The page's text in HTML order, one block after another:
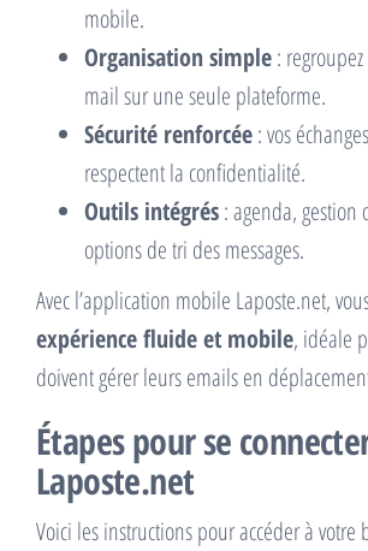
mobile.
Organisation simple:
mail sur une seule plateforme.
Sécurité renforcée: vos
respectent la confidentialité.
Outils intégrés: agenda, gestion
options de tri des messages.
Avec l’application mobile Laposte.net,
expérience fluide et mobile, idéale
doivent gérer leurs emails en
Étapes pour se
Laposte.net
Voici les instructions pour accéder à votre